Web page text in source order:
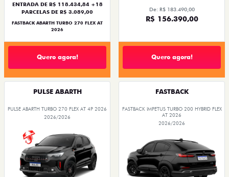
ENTRADA DE R$ 118.434,84 +18
PARCELAS DE R$ 3.089,00
FASTBACK ABARTH TURBO 270 FLEX AT
2026
Quero agora!
De: R$ 183.490,00
R$ 156.390,00
Quero agora!
PULSE ABARTH
PULSE ABARTH TURBO 270 FLEX AT 4P 2026
2026/2026
FASTBACK
FASTBACK IMPETUS TURBO 200 HYBRID FLEX
AT 2026
2026/2026